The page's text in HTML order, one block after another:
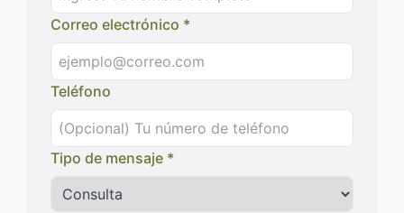
Correo electrónico *
Teléfono
Tipo de mensaje *